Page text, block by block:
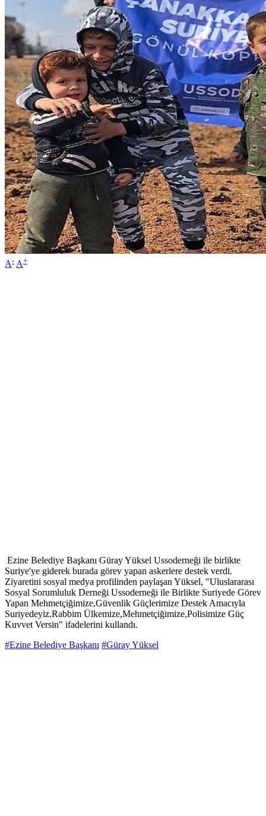
A- A+
Ezine Belediye Başkanı Güray Yüksel Ussoderneği ile birlikte
Suriye'ye giderek burada görev yapan askerlere destek verdi.
Ziyaretini sosyal medya profilinden paylaşan Yüksel, "Uluslararası
Sosyal Sorumluluk Derneği Ussoderneği ile Birlikte Suriyede Görev
Yapan Mehmetçiğimize,Güvenlik Güçlerimize Destek Amacıyla
Suriyedeyiz.Rabbim Ülkemize,Mehmetçiğimize,Polisimize Güç
Kuvvet Versin" ifadelerini kullandı.
#Ezine Belediye Başkanı #Güray Yüksel